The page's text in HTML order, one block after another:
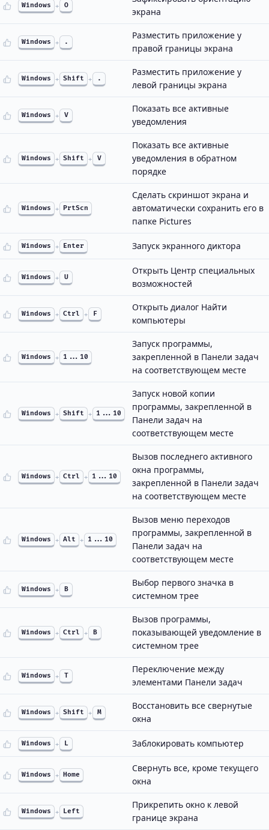
Windows + O
экрана
Windows + .
Разместить приложение у
правой границы экрана
Windows + Shift + .
Разместить приложение у
левой границы экрана
Windows + V
Показать все активные
уведомления
Windows + Shift + V
Показать все активные
уведомления в обратном
порядке
Windows + PrtScn
Сделать скриншот экрана и
автоматически сохранить его в
папке Pictures
Windows + Enter Запуск экранного диктора
Windows + U
Открыть Центр специальных
возможностей
Windows + Ctrl + F
Открыть диалог Найти
компьютеры
Windows + 1...10
Запуск программы,
закрепленной в Панели задач
на соответствующем месте
Windows + Shift + 1...10
Запуск новой копии
программы, закрепленной в
Панели задач на
соответствующем месте
Windows + Ctrl + 1...10
Вызов последнего активного
окна программы,
закрепленной в Панели задач
на соответствующем месте
Windows + Alt + 1...10
Вызов меню переходов
программы, закрепленной в
Панели задач на
соответствующем месте
Windows + B
Выбор первого значка в
системном трее
Windows + Ctrl + B
Вызов программы,
показывающей уведомление в
системном трее
Windows + T
Переключение между
элементами Панели задач
Windows + Shift + M
Восстановить все свернутые
окна
Windows + L Заблокировать компьютер
Windows + Home
Свернуть все, кроме текущего
окна
Windows + Left
Прикрепить окно к левой
границе экрана